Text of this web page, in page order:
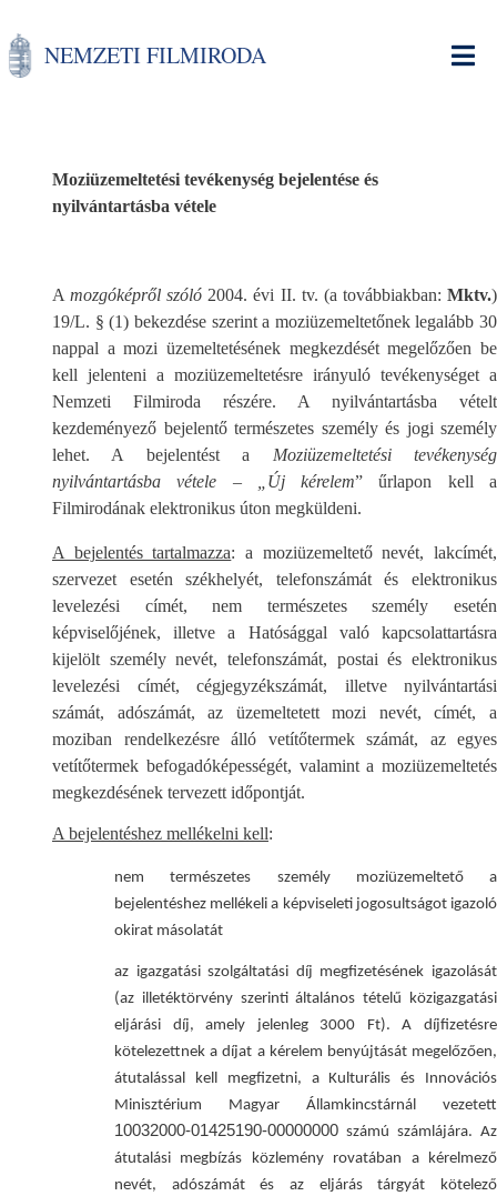
NEMZETI FILMIRODA
Moziüzemeltetési tevékenység bejelentése és
nyilvántartásba vétele
Amozgóképről szóló 2004. évi II. tv. (a továbbiakban:Mktv.)
19/L. § (1) bekezdése szerint a moziüzemeltetőnek legalább 30
nappal a mozi üzemeltetésének megkezdését megelőzően be
kell jelenteni a moziüzemeltetésre irányuló tevékenységet a
Nemzeti Filmiroda részére. A nyilvántartásba vételt
kezdeményező bejelentő természetes személy és jogi személy
lehet. A bejelentést a Moziüzemeltetési tevékenység
nyilvántartásba vétele – „Új kérelem” űrlapon kell a
Filmirodának elektronikus úton megküldeni.
A bejelentés tartalmazza: a moziüzemeltető nevét, lakcímét,
szervezet esetén székhelyét, telefonszámát és elektronikus
levelezési címét, nem természetes személy esetén
képviselőjének, illetve a Hatósággal való kapcsolattartásra
kijelölt személy nevét, telefonszámát, postai és elektronikus
levelezési címét, cégjegyzékszámát, illetve nyilvántartási
számát, adószámát, az üzemeltetett mozi nevét, címét, a
moziban rendelkezésre álló vetítőtermek számát, az egyes
vetítőtermek befogadóképességét, valamint a moziüzemeltetés
megkezdésének tervezett időpontját.
A bejelentéshez mellékelni kell:
nem természetes személy moziüzemeltető a
bejelentéshez mellékeli a képviseleti jogosultságot igazoló
okirat másolatát
az igazgatási szolgáltatási díj megfizetésének igazolását
(az illetéktörvény szerinti általános tételű közigazgatási
eljárási díj, amely jelenleg 3000 Ft). A díjfizetésre
kötelezettnek a díjat a kérelem benyújtását megelőzően,
átutalással kell megfizetni, a Kulturális és Innovációs
Minisztérium Magyar Államkincstárnál vezetett
10032000-01425190-00000000 számú számlájára. Az
átutalási megbízás közlemény rovatában a kérelmező
nevét, adószámát és az eljárás tárgyát kötelező